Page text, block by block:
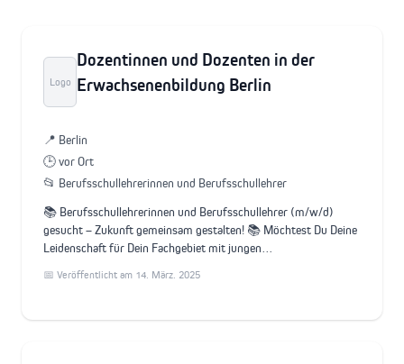
Logo
Dozentinnen und Dozenten in der
Erwachsenenbildung Berlin
📍 Berlin
🕒 vor Ort
📂 Berufsschullehrerinnen und Berufsschullehrer
📚 Berufsschullehrerinnen und Berufsschullehrer (m/w/d)
gesucht – Zukunft gemeinsam gestalten! 📚 Möchtest Du Deine
Leidenschaft für Dein Fachgebiet mit jungen…
📅 Veröffentlicht am 14. März. 2025